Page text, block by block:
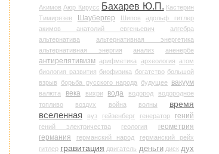
Акимов Аюр Кирусс Бахарев Ю.П. Кастерин
Тимирязев
Шаубергер Шипов
адольф гитлер
акимов анатолий евгеньевич
алгебра
альтернатива
альтернативная энергетика
альтернативная энергия
анализ аненербе
антирелятивизм арифметика археология атом
биология развития биофизика богатство большой
взрыв
борьба русского народа будущее вакуум
валюта века вихри вода водород
водородное
топливо
воздух война волны
время
вселенная
вуз гейзенберг генератор гений
гений электричества геология
геометрия
германия
германский народ
германский рейх
гитлер гравитация двигатель деньги диск дух